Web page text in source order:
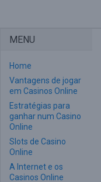
MENU
Home
Vantagens de jogar
em Casinos Online
Estratégias para
ganhar num Casino
Online
Slots de Casino
Online
A Internet e os
Casinos Online